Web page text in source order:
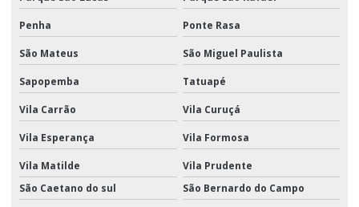
Transporte promocional
Transporte rodoviário de cargas
Transporte rodoviário fracionado
Penha Ponte Rasa
São Mateus São Miguel Paulista
Sapopemba Tatuapé
Vila Carrão Vila Curuçá
Vila Esperança Vila Formosa
Vila Matilde
Vila Prudente
São Caetano do sul
São Bernardo do Campo